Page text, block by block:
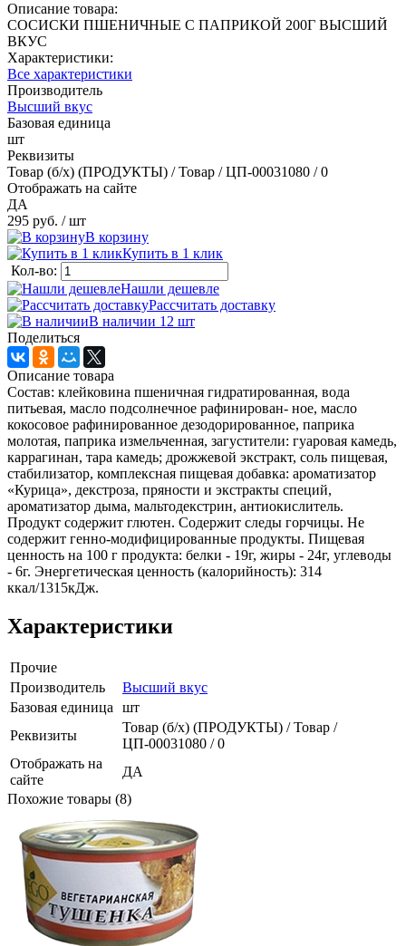
Описание товара:
СОСИСКИ ПШЕНИЧНЫЕ С ПАПРИКОЙ 200Г ВЫСШИЙ
ВКУС
Характеристики:
Все характеристики
Производитель
Высший вкус
Базовая единица
шт
Реквизиты
Товар (б/х) (ПРОДУКТЫ) / Товар / ЦП-00031080 / 0
Отображать на сайте
ДА
295 руб. / шт
В корзину
Купить в 1 клик
Кол-во:
Нашли дешевле
Рассчитать доставку
В наличии 12 шт
Поделиться
Описание товара
Состав: клейковина пшеничная гидратированная, вода
питьевая, масло подсолнечное рафинирован- ное, масло
кокосовое рафинированное дезодорированное, паприка
молотая, паприка измельченная, загустители: гуаровая камедь,
каррагинан, тара камедь; дрожжевой экстракт, соль пищевая,
стабилизатор, комплексная пищевая добавка: ароматизатор
«Курица», декстроза, пряности и экстракты специй,
ароматизатор дыма, мальтодекстрин, антиокислитель.
Продукт содержит глютен. Содержит следы горчицы. Не
содержит генно-модифицированные продукты. Пищевая
ценность на 100 г продукта: белки - 19г, жиры - 24г, углеводы
- 6г. Энергетическая ценность (калорийность): 314
ккал/1315кДж.
Характеристики
Прочие
Производитель
Высший вкус
Базовая единица
шт
Реквизиты
Товар (б/х) (ПРОДУКТЫ) / Товар /
ЦП-00031080 / 0
Отображать на
сайте
ДА
Похожие товары (8)